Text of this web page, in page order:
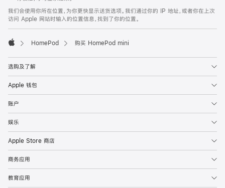
我们会使用你所在位置，为你更快显示送货选项。我们通过你的 IP 地址，或者你在上次
访问 Apple 网站时输入的位置信息，找到了你的位置。
HomePod 购买 HomePod mini
选购及了解
Apple 钱包
账户
娱乐
Apple Store 商店
商务应用
教育应用